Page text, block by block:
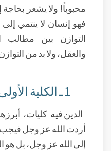
محبوباً! ولا يشعر
فهو إنسان لا ينتمي
التوازن بين
والعقل، ولا بد من
1 ـ الكلية الأولى طابعها علمي :
الدين فيه كليات،
أردت الله عز وجل فيجب
إلى الله عز وجل، بل هو